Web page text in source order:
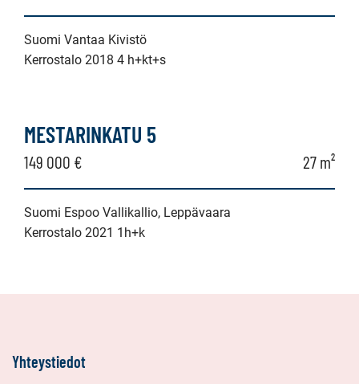
Suomi Vantaa Kivistö
Kerrostalo 2018 4 h+kt+s
MESTARINKATU 5
149 000 € 27 m²
Suomi Espoo Vallikallio, Leppävaara
Kerrostalo 2021 1h+k
Yhteystiedot